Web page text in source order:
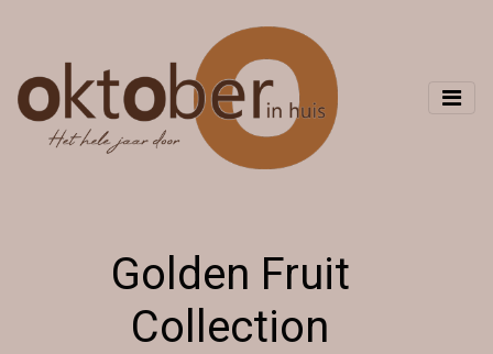
Golden Fruit
Collection